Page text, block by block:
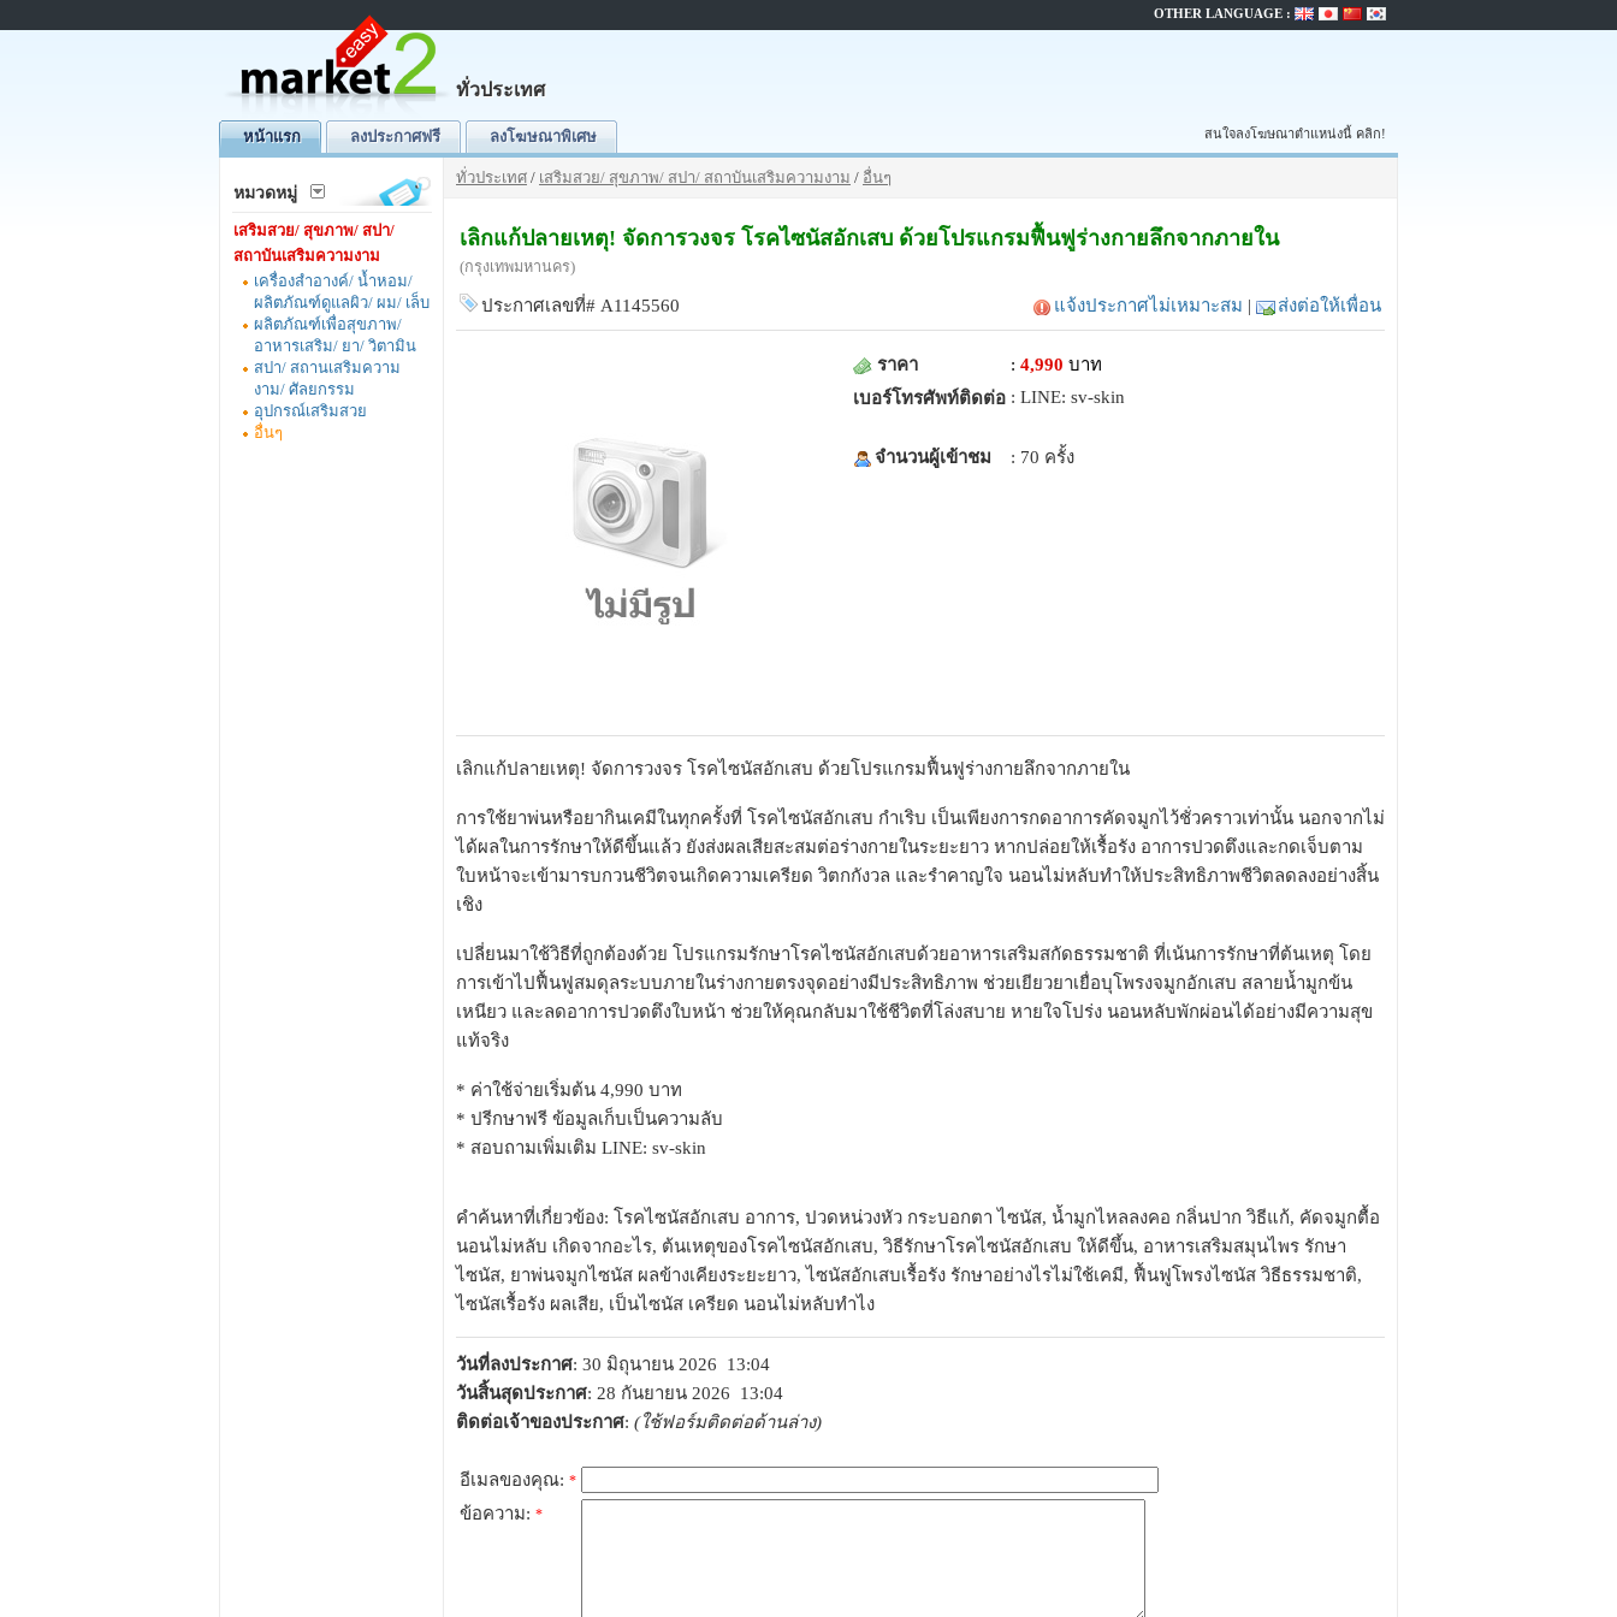
ทั่วประเทศ
สนใจลงโฆษณาตำแหน่งนี้ คลิก!
หน้าแรก ลงประกาศฟรี ลงโฆษณาพิเศษ
OTHER LANGUAGE :
หมวดหมู่
เสริมสวย/ สุขภาพ/ สปา/
สถาบันเสริมความงาม
เครื่องสำอางค์/ น้ำหอม/
ผลิตภัณฑ์ดูแลผิว/ ผม/ เล็บ
ผลิตภัณฑ์เพื่อสุขภาพ/
อาหารเสริม/ ยา/ วิตามิน
สปา/ สถานเสริมความ
งาม/ ศัลยกรรม
อุปกรณ์เสริมสวย
อื่นๆ
ทั่วประเทศ / เสริมสวย/ สุขภาพ/ สปา/ สถาบันเสริมความงาม / อื่นๆ
เลิกแก้ปลายเหตุ! จัดการวงจร โรคไซนัสอักเสบ ด้วยโปรแกรมฟื้นฟูร่างกายลึกจากภายใน
(กรุงเทพมหานคร)
ประกาศเลขที่# A1145560 แจ้งประกาศไม่เหมาะสม | ส่งต่อให้เพื่อน
ราคา : 4,990 บาท
เบอร์โทรศัพท์ติดต่อ : LINE: sv-skin
จำนวนผู้เข้าชม : 70 ครั้ง
เลิกแก้ปลายเหตุ! จัดการวงจร โรคไซนัสอักเสบ ด้วยโปรแกรมฟื้นฟูร่างกายลึกจากภายใน
การใช้ยาพ่นหรือยากินเคมีในทุกครั้งที่ โรคไซนัสอักเสบ กำเริบ เป็นเพียงการกดอาการคัดจมูกไว้ชั่วคราวเท่านั้น นอกจากไม่
ได้ผลในการรักษาให้ดีขึ้นแล้ว ยังส่งผลเสียสะสมต่อร่างกายในระยะยาว หากปล่อยให้เรื้อรัง อาการปวดตึงและกดเจ็บตาม
ใบหน้าจะเข้ามารบกวนชีวิตจนเกิดความเครียด วิตกกังวล และรำคาญใจ นอนไม่หลับทำให้ประสิทธิภาพชีวิตลดลงอย่างสิ้น
เชิง
เปลี่ยนมาใช้วิธีที่ถูกต้องด้วย โปรแกรมรักษาโรคไซนัสอักเสบด้วยอาหารเสริมสกัดธรรมชาติ ที่เน้นการรักษาที่ต้นเหตุ โดย
การเข้าไปฟื้นฟูสมดุลระบบภายในร่างกายตรงจุดอย่างมีประสิทธิภาพ ช่วยเยียวยาเยื่อบุโพรงจมูกอักเสบ สลายน้ำมูกข้น
เหนียว และลดอาการปวดตึงใบหน้า ช่วยให้คุณกลับมาใช้ชีวิตที่โล่งสบาย หายใจโปร่ง นอนหลับพักผ่อนได้อย่างมีความสุข
แท้จริง
* ค่าใช้จ่ายเริ่มต้น 4,990 บาท
* ปรีกษาฟรี ข้อมูลเก็บเป็นความลับ
* สอบถามเพิ่มเติม LINE: sv-skin
คำค้นหาที่เกี่ยวข้อง: โรคไซนัสอักเสบ อาการ, ปวดหน่วงหัว กระบอกตา ไซนัส, น้ำมูกไหลลงคอ กลิ่นปาก วิธีแก้, คัดจมูกตื้อ
นอนไม่หลับ เกิดจากอะไร, ต้นเหตุของโรคไซนัสอักเสบ, วิธีรักษาโรคไซนัสอักเสบ ให้ดีขึ้น, อาหารเสริมสมุนไพร รักษา
ไซนัส, ยาพ่นจมูกไซนัส ผลข้างเคียงระยะยาว, ไซนัสอักเสบเรื้อรัง รักษาอย่างไรไม่ใช้เคมี, ฟื้นฟูโพรงไซนัส วิธีธรรมชาติ,
ไซนัสเรื้อรัง ผลเสีย, เป็นไซนัส เครียด นอนไม่หลับทำไง
วันที่ลงประกาศ: 30 มิถุนายน 2026 13:04
วันสิ้นสุดประกาศ: 28 กันยายน 2026 13:04
ติดต่อเจ้าของประกาศ: (ใช้ฟอร์มติดต่อด้านล่าง)
อีเมลของคุณ: *
ข้อความ: *